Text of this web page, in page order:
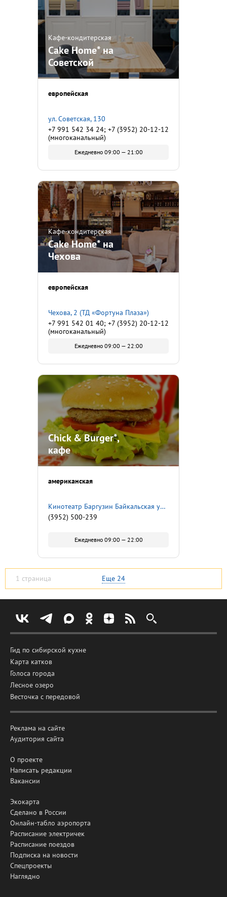
Кафе-кондитерская
Cake Home* на
Советской
европейская
ул. Советская, 130
+7 991 542 34 24; +7 (3952) 20-12-12
(многоканальный)
Ежедневно 09:00 — 21:00
Кафе-кондитерская
Cake Home* на
Чехова
европейская
Чехова, 2 (ТД «Фортуна Плаза»)
+7 991 542 01 40; +7 (3952) 20-12-12
(многоканальный)
Ежедневно 09:00 — 22:00
Chick & Burger*,
кафе
американская
​Кинотеатр Баргузин​ Байкальская улица, 107
(3952) 500-239
Ежедневно 09:00 — 22:00
1 страница Еще 24
Гид по сибирской кухне
Карта катков
Голоса города
Лесное озеро
Весточка с передовой
Реклама на сайте
Аудитория сайта
О проекте
Написать редакции
Вакансии
Экокарта
Сделано в России
Онлайн-табло аэропорта
Расписание электричек
Расписание поездов
Подписка на новости
Спецпроекты
Наглядно